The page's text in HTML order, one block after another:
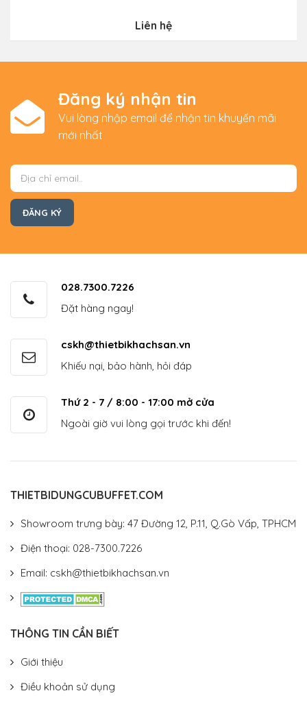
Liên hệ
Đăng ký nhận tin
Vui lòng nhập email để nhận tin khuyến mãi
mới nhất
028.7300.7226
Đặt hàng ngay!
cskh@thietbikhachsan.vn
Khiếu nại, bảo hành, hỏi đáp
Thứ 2 - 7 / 8:00 - 17:00 mở cửa
Ngoài giờ vui lòng gọi trước khi đến!
THIETBIDUNGCUBUFFET.COM
Showroom trưng bày: 47 Đường 12, P.11, Q.Gò Vấp, TPHCM
Điện thoại: 028-7300.7226
Email: cskh@thietbikhachsan.vn
THÔNG TIN CẦN BIẾT
Giới thiệu
Điều khoản sử dụng